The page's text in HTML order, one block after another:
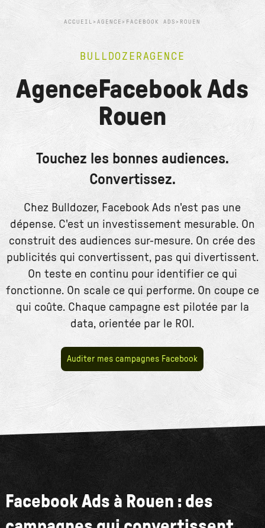
ACCUEIL>AGENCE> FACEBOOK ADS> ROUEN
BULLDOZERAGENCE
AgenceFacebook Ads
Rouen
Touchez les bonnes audiences.
Convertissez.
Chez Bulldozer, Facebook Ads n'est pas une
dépense. C'est un investissement mesurable. On
construit des audiences sur-mesure. On crée des
publicités qui convertissent, pas qui divertissent.
On teste en continu pour identifier ce qui
fonctionne. On scale ce qui performe. On coupe ce
qui coûte. Chaque campagne est pilotée par la
data, orientée par le ROI.
Auditer mes campagnes Facebook
Facebook Ads à Rouen : des